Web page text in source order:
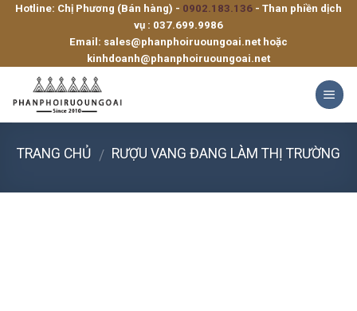
SkipHotline: Chị Phương (Bán hàng) - 0902.183.136 - Than phiền dịch
vụ : 037.699.9986
Email: sales@phanphoiruoungoai.net hoặc
kinhdoanh@phanphoiruoungoai.net
TRANG CHỦ / RƯỢU VANG ĐANG LÀM THỊ TRƯỜNG